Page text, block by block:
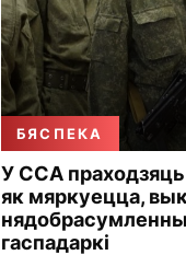
БЯСПЕКА
У ССА
як мяркуецца,
гаспадаркі